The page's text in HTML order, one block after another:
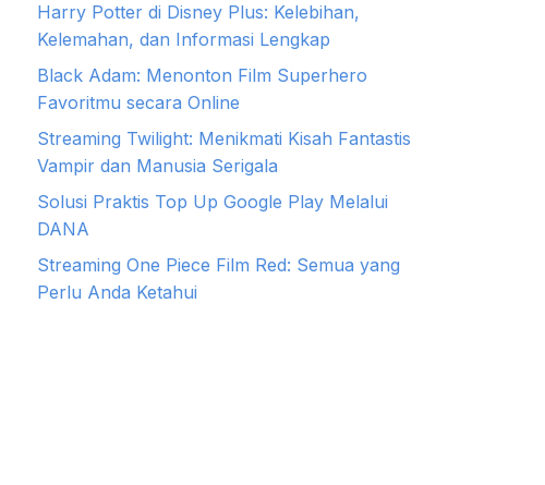
Harry Potter di Disney Plus: Kelebihan,
Kelemahan, dan Informasi Lengkap
Black Adam: Menonton Film Superhero
Favoritmu secara Online
Streaming Twilight: Menikmati Kisah Fantastis
Vampir dan Manusia Serigala
Solusi Praktis Top Up Google Play Melalui
DANA
Streaming One Piece Film Red: Semua yang
Perlu Anda Ketahui